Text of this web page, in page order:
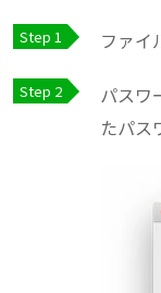
ファイ
パスワ
たパス